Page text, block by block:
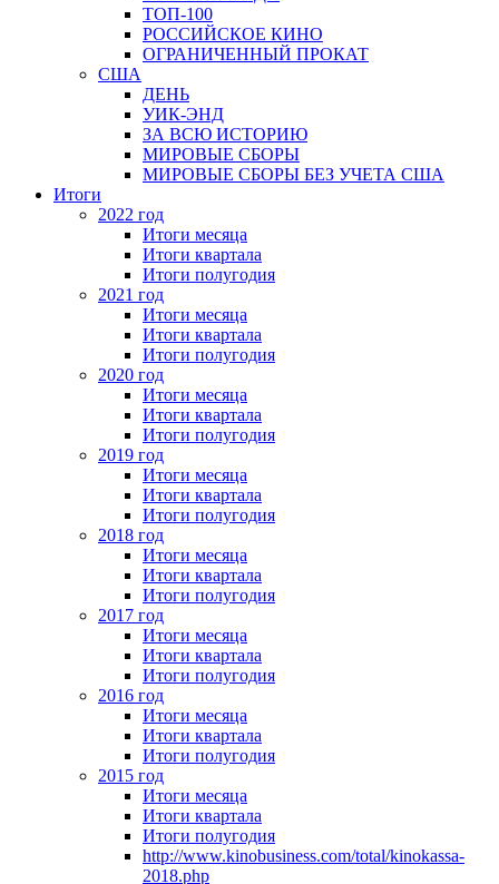
ТОП-100
РОССИЙСКОЕ КИНО
ОГРАНИЧЕННЫЙ ПРОКАТ
США
ДЕНЬ
УИК-ЭНД
ЗА ВСЮ ИСТОРИЮ
МИРОВЫЕ СБОРЫ
МИРОВЫЕ СБОРЫ БЕЗ УЧЕТА США
Итоги
2022 год
Итоги месяца
Итоги квартала
Итоги полугодия
2021 год
Итоги месяца
Итоги квартала
Итоги полугодия
2020 год
Итоги месяца
Итоги квартала
Итоги полугодия
2019 год
Итоги месяца
Итоги квартала
Итоги полугодия
2018 год
Итоги месяца
Итоги квартала
Итоги полугодия
2017 год
Итоги месяца
Итоги квартала
Итоги полугодия
2016 год
Итоги месяца
Итоги квартала
Итоги полугодия
2015 год
Итоги месяца
Итоги квартала
Итоги полугодия
http://www.kinobusiness.com/total/kinokassa-
2018.php